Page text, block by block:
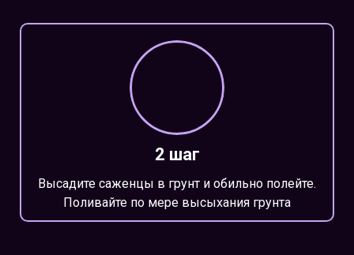
2 шаг
Высадите саженцы в грунт и обильно полейте.
Поливайте по мере высыхания грунта